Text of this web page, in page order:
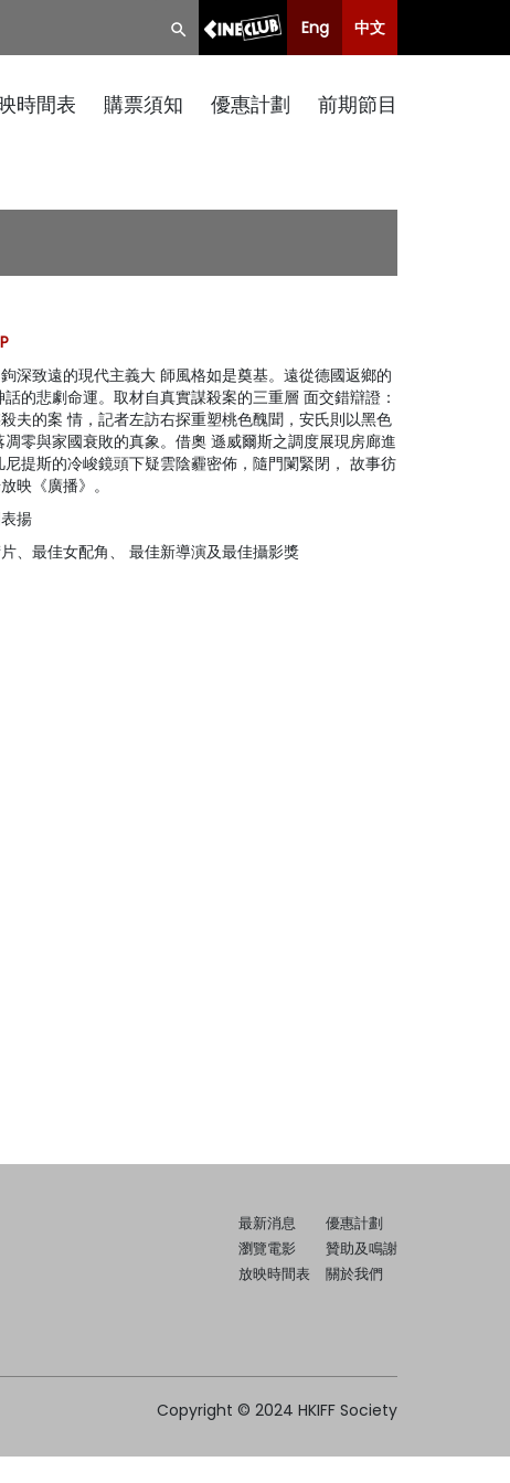
Eng 中文
時間表 購票須知 優惠計劃 前期節目
深致遠的現代主義大 師風格如是奠基。遠從德國返鄉的
的悲劇命運。取材自真實謀殺案的三重層 面交錯辯證：
夫的案 情，記者左訪右探重塑桃色醜聞，安氏則以黑色
零與家國衰敗的真象。借奧 遜威爾斯之調度展現房廊進
提斯的冷峻鏡頭下疑雲陰霾密佈，隨門闌緊閉， 故事彷
映《廣播》。
揚
、最佳女配角、 最佳新導演及最佳攝影獎
最新消息
瀏覽電影
放映時間表
優惠計劃
贊助及鳴謝
關於我們
Copyright © 2024 HKIFF Society